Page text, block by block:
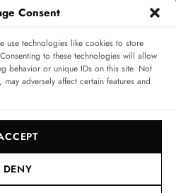
Consent
use technologies like cookies to store
to these technologies will allow
behavior or unique IDs on this site. Not
adversely affect certain features and
DENY
NEWSLETTER
für Uhren-Connaisseurs
SUBSCRIBE